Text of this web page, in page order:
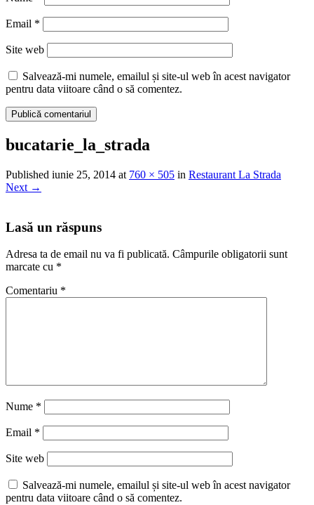
Email *
Site web
Salvează-mi numele, emailul și site-ul web în acest navigator
pentru data viitoare când o să comentez.
bucatarie_la_strada
Published iunie 25, 2014 at 760 × 505 in Restaurant La Strada
Next →
Lasă un răspuns
Adresa ta de email nu va fi publicată. Câmpurile obligatorii sunt
marcate cu *
Comentariu *
Nume *
Email *
Site web
Salvează-mi numele, emailul și site-ul web în acest navigator
pentru data viitoare când o să comentez.